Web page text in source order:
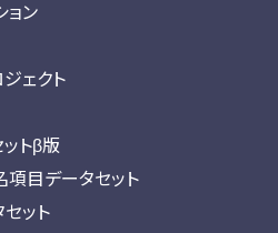
ョン
ェクト
トβ版
項目データセット
ット